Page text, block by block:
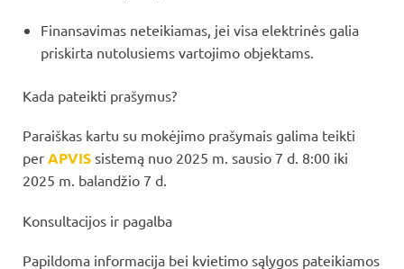
Finansavimas neteikiamas, jei visa elektrinės galia
priskirta nutolusiems vartojimo objektams.
Kada pateikti prašymus?
Paraiškas kartu su mokėjimo prašymais galima teikti
per APVIS sistemą nuo 2025 m. sausio 7 d. 8:00 iki
2025 m. balandžio 7 d.
Konsultacijos ir pagalba
Papildoma informacija bei kvietimo sąlygos pateikiamos